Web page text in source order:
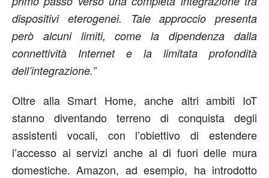
dispositivi eterogenei. Tale approccio presenta
però alcuni limiti, come la dipendenza dalla
connettività Internet e la limitata profondità
dell’integrazione.”
Oltre alla Smart Home, anche altri ambiti IoT
stanno diventando terreno di conquista degli
assistenti vocali, con l’obiettivo di estendere
l’accesso ai servizi anche al di fuori delle mura
domestiche. Amazon, ad esempio, ha introdotto